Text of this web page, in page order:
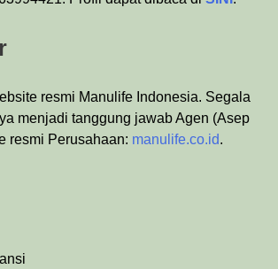
resmi Manulife Indonesia. Segala
menjadi tanggung jawab Agen (Asep
resmi Perusahaan: manulife.co.id.